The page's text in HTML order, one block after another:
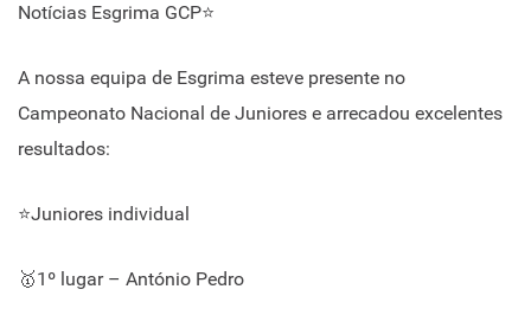
Notícias Esgrima GCP⭐
A nossa equipa de Esgrima esteve presente no
Campeonato Nacional de Juniores e arrecadou excelentes
resultados:
⭐Juniores individual
🥇1º lugar – António Pedro